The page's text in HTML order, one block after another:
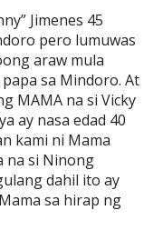
Jimenes 45
pero lumuwas
araw mula
sa Mindoro. At
MAMA na si Vicky
ay nasa edad 40
kami ni Mama
na si Ninong
dahil ito ay
sa hirap ng